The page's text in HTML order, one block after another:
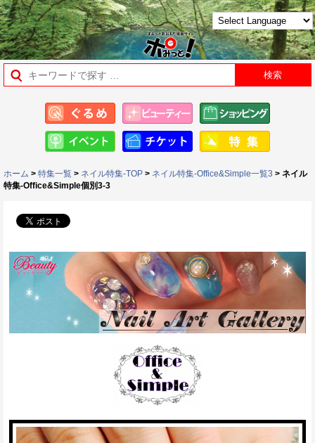
ホーム > 特集一覧 > ネイル特集-TOP > ネイル特集-Office&Simple一覧3 > ネイル
特集-Office&Simple個別3-3